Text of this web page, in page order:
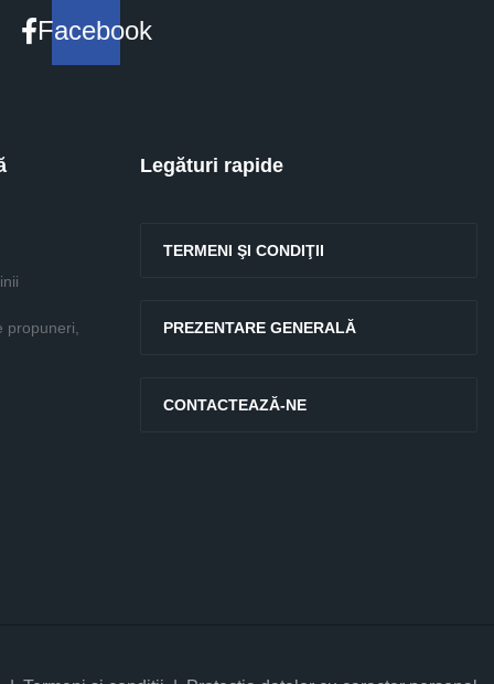
Facebook
propuneri,
Legături rapide
TERMENI ŞI CONDIŢII
PREZENTARE GENERALĂ
CONTACTEAZĂ-NE